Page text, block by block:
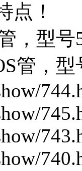
点！
，型
管，